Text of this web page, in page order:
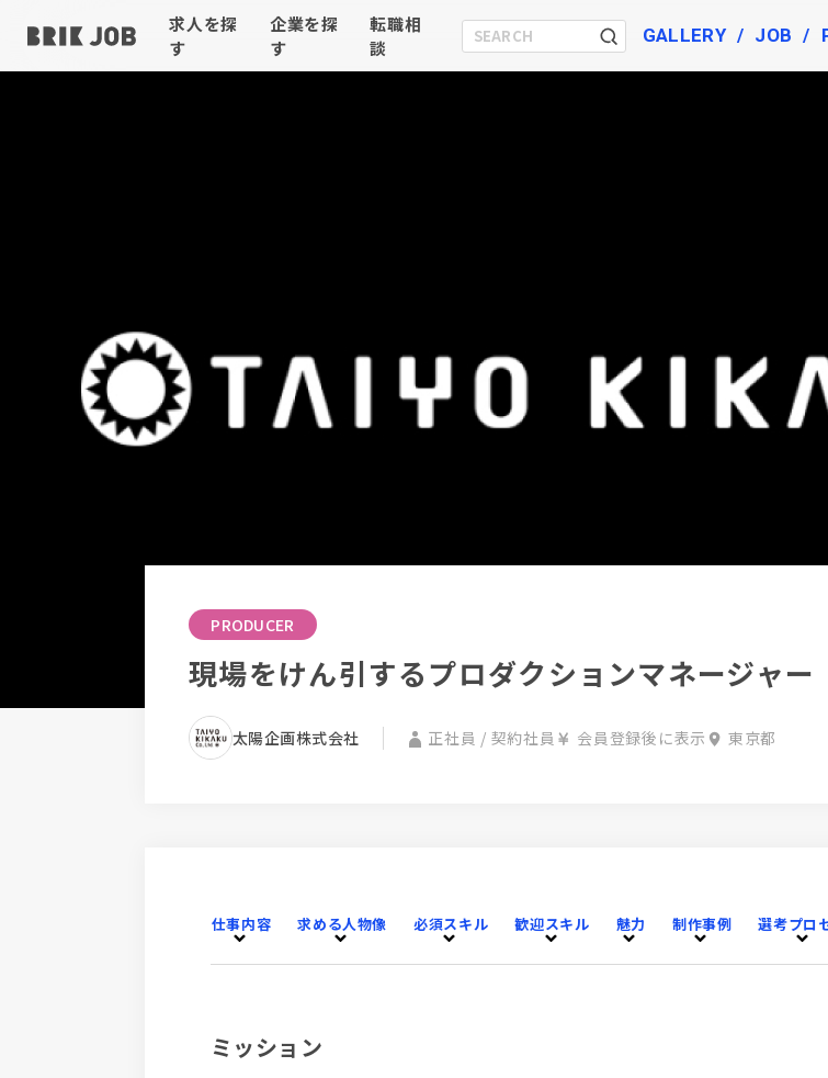
求人を探
す
企業を探
す
転職相
談
GALLERY JOB
PRODUCER
現場をけん引するプロダクションマネージャー
太陽企画株式会社 正社員 / 契約社員 会員登録後に表示 東京都
仕事内容 求める人物像 必須スキル 歓迎スキル 魅力 制作事例 選考プロ
ミッション